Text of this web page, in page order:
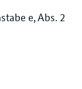
e, Abs. 2